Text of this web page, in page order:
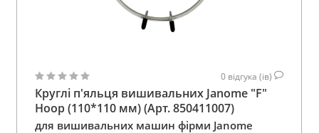
0 відгука (ів)
Круглі п'яльця вишивальних Janome "F"
Hoop (110*110 мм) (Арт. 850411007)
для вишивальних машин фірми Janome